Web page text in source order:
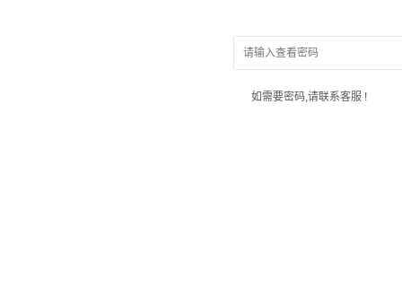
如需要密码,请联系客服 !